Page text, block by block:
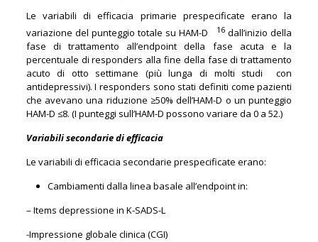
Le variabili di efficacia primarie prespecificate erano la
variazione del punteggio totale su HAM-D
16 dall’inizio della
fase di trattamento all’endpoint della fase acuta e la
percentuale di responders alla fine della fase di trattamento
acuto di otto settimane (più lunga di molti studi con
antidepressivi). I responders sono stati definiti come pazienti
che avevano una riduzione ≥50% dell’HAM-D o un punteggio
HAM-D ≤8. (I punteggi sull’HAM-D possono variare da 0 a 52.)
Variabili secondarie di efficacia
Le variabili di efficacia secondarie prespecificate erano:
Cambiamenti dalla linea basale all’endpoint in:
– Items depressione in K-SADS-L
-Impressione globale clinica (CGI)